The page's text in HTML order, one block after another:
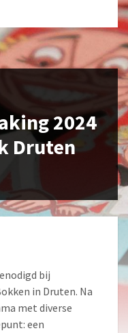
2024
Druten
bij
in Druten. Na
met diverse
een